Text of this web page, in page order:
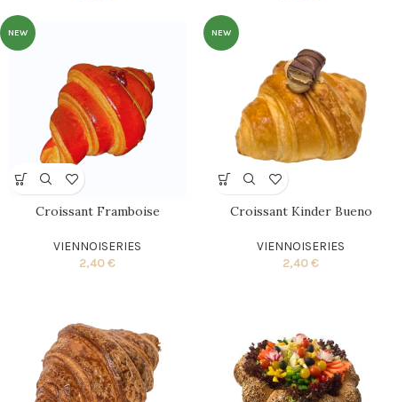
NEW
Croissant Framboise
VIENNOISERIES
2,40€
NEW
Croissant Kinder Bueno
VIENNOISERIES
2,40€